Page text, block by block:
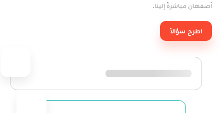
أصفهان مباشرةً إلينا.
اطرح سؤالاً